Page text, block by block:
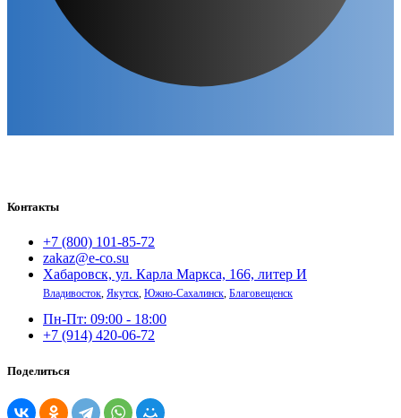
Контакты
+7 (800) 101-85-72
zakaz@e-co.su
Хабаровск, ул. Карла Маркса, 166, литер И
Владивосток, Якутск, Южно-Сахалинск, Благовещенск
Пн-Пт: 09:00 - 18:00
+7 (914) 420-06-72
Поделиться